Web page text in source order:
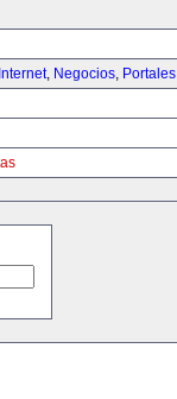
Internet, Negocios, Portales